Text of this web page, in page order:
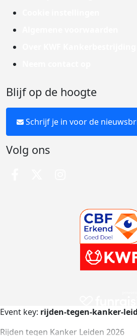
Blijf op de hoogte
Schrijf je in voor de
Volg ons
Event key: rijden-tegen-kanker-
Rijden tegen Kanker Leiden 2026